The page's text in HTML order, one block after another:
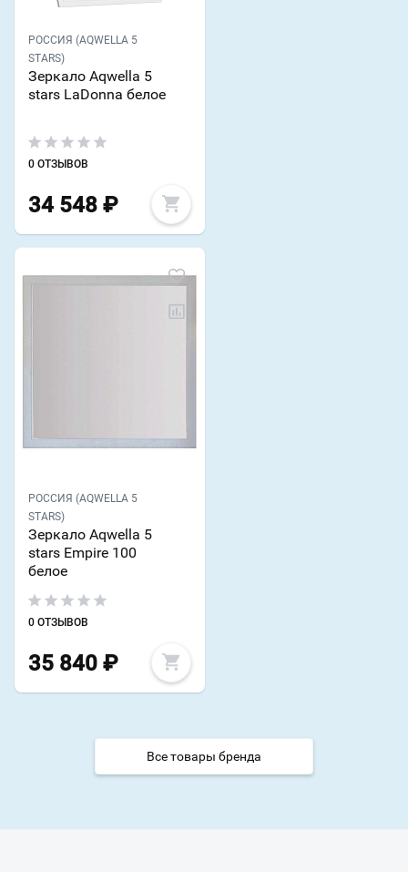
РОССИЯ (AQWELLA 5
STARS)
Зеркало Aqwella 5
stars LaDonna белое
0 ОТЗЫВОВ
34 548 ₽
РОССИЯ (AQWELLA 5
STARS)
Зеркало Aqwella 5
stars Empire 100
белое
0 ОТЗЫВОВ
35 840 ₽
Все товары бренда